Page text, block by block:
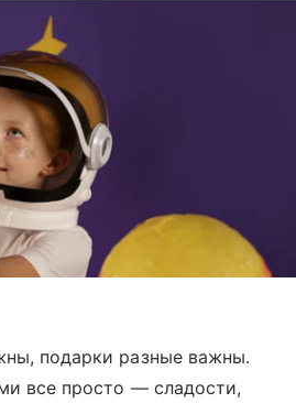
подарки разные важны.
все просто — сладости,